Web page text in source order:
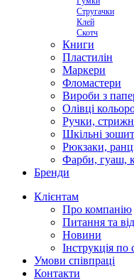
Стругачки
Клей
Скотч
Книги
Пластилін
Маркери
Фломастери
Вироби з
Олівці
Ручки,
Шкільні
Рюкзаки,
Фарби, гуаш,
Бренди
Клієнтам
Про компанію
Питання та
Новини
Інструкція по
Умови співпраці
Контакти